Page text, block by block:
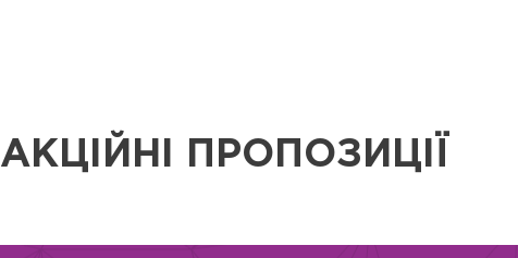
АКЦІЙНІ ПРОПОЗИЦІЇ